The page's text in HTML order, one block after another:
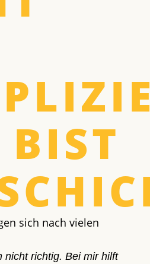
sich nach vielen
nicht richtig. Bei mir hilft